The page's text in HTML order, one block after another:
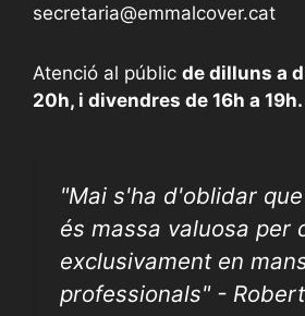
secretaria@emmalcover.cat
Atenció al públic de dilluns a
20h, i divendres de 16h a 19h.
"Mai s'ha d'oblidar
és massa valuosa per
exclusivament en
professionals" -